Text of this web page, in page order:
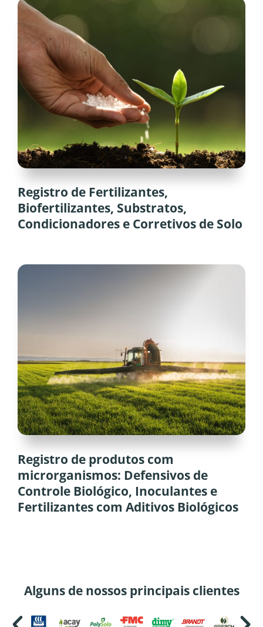
Registro de Fertilizantes,
Biofertilizantes, Substratos,
Condicionadores e Corretivos de Solo
Registro de produtos com
microrganismos: Defensivos de
Controle Biológico, Inoculantes e
Fertilizantes com Aditivos Biológicos
Alguns de nossos principais clientes